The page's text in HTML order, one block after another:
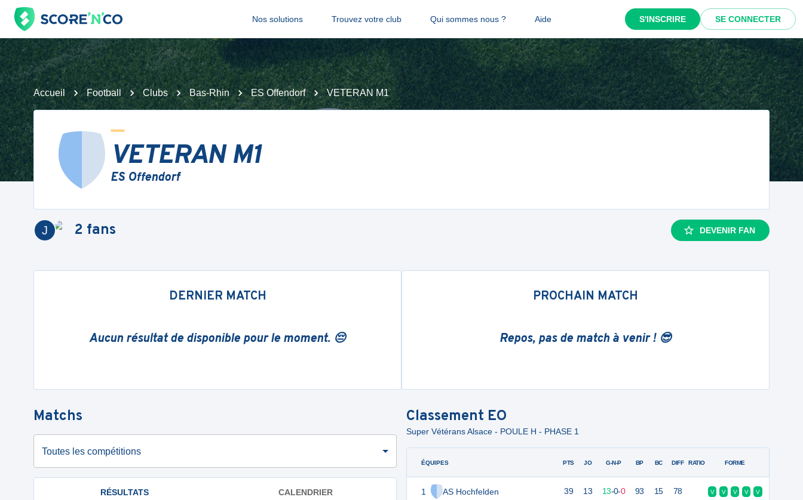
Nos solutions Trouvez votre club Qui sommes nous ? Aide S'INSCRIRE SE CONNECTER
Accueil Football Clubs Bas-Rhin ES Offendorf VETERAN M1
VETERAN M1
ES Offendorf
J 2 fans DEVENIR FAN
DERNIER MATCH
Aucun résultat de disponible pour le moment. 😔
PROCHAIN MATCH
Repos, pas de match à venir ! 😎
Matchs
Toutes les compétitions
RÉSULTATS CALENDRIER
Classement EO
Super Vétérans Alsace - POULE H - PHASE 1
ÉQUIPES
1 AS Hochfelden
PTS JO G-N-P BP BC DIFF RATIO FORME
39 13 13-0-0 93 15 78 V V V V V